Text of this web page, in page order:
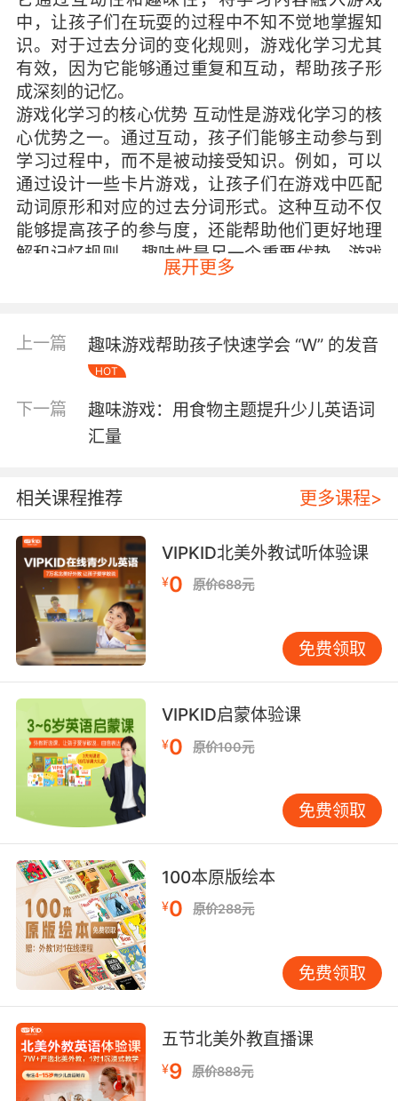
中，让孩子们在玩耍的过程中不知不觉地掌握知
识。对于过去分词的变化规则，游戏化学习尤其
有效，因为它能够通过重复和互动，帮助孩子形
成深刻的记忆。
游戏化学习的核心优势 互动性是游戏化学习的核
心优势之一。通过互动，孩子们能够主动参与到
学习过程中，而不是被动接受知识。例如，可以
通过设计一些卡片游戏，让孩子们在游戏中匹配
动词原形和对应的过去分词形式。这种互动不仅
能够提高孩子的参与度，还能帮助他们更好地理
解和记忆规则。 趣味性是另一个重要优势。游戏
本身具有娱乐性，能够让孩子们在学习过程中感
进行对话。这种方式不仅能够提高孩子的口语表
达能力，还能让他们在轻松的氛围中掌握语法规
设计适合孩子的过去分词游戏 在设计游戏时，需
要充分考虑孩子的年龄特点和认知水平。对于年
例如将动词原形和过去分词进行匹配。对于年龄
较大的孩子，可以设计一些填空游戏，例如在句
子中填入正确的过去分词形式。 此外，还可以设
计一些竞赛类游戏，例如将孩子们分成小组，进
行过去分词变化的比赛。这种竞赛不仅能够激发
孩子的学习兴趣，还能培养他们的团队合作精
神。
游戏化学习的实施策略 在实施游戏化学习时，需
要注意以下几点： 明确目标：在开始游戏之前，
化规则。这样可以帮助孩子们在游戏中有针对性
地学习。 循序渐进：游戏的设计应该由易到难，
逐步增加难度。例如，可以先从简单的规则开
始，逐渐过渡到复杂的规则。 及时反馈：在游戏
过程中，需要及时给予孩子反馈，例如指出他们
的错误并给予正确的指导。这样可以帮助孩子及
游戏化学习的长期效果 通过游戏化学习，孩子们
不仅能够在短时间内掌握过去分词的变化规则，
还能在长期内保持对英语学习的兴趣。游戏化学
习能够帮助孩子们形成积极的学习态度，培养他
们的自主学习能力。 此外，游戏化学习还能够提
高孩子的综合能力，例如逻辑思维能力、语言表
面发展具有重要意义。
家长和教师的角色 在游戏化学习过程中，家长和
教师扮演着重要的角色。家长可以通过参与游
展开更多
上一篇 趣味游戏帮助孩子快速学会 “W” 的发音
HOT
下一篇
趣味游戏：用食物主题提升少儿英语词
汇量
相关课程推荐 更多课程>
VIPKID北美外教试听体验课
¥0 原价688元
免费领取
VIPKID启蒙体验课
¥0 原价100元
免费领取
100本原版绘本
¥0 原价288元
免费领取
五节北美外教直播课
¥9 原价888元